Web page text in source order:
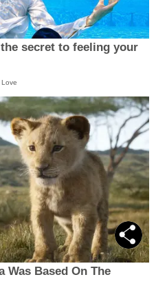
secret to feeling your
Love
Was Based On The